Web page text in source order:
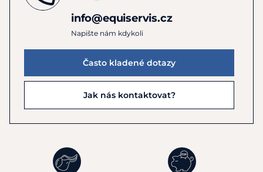
info@equiservis.cz
Napište nám kdykoli
Často kladené dotazy
Jak nás kontaktovat?